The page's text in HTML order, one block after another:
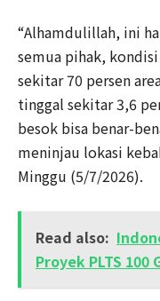
“Alhamdulillah, ini
semua pihak,
sekitar 70 persen
tinggal sekitar 3,6
besok bisa benar-
meninjau lokasi
Minggu (5/7/2026).
Read also:
Proyek PLTS 100